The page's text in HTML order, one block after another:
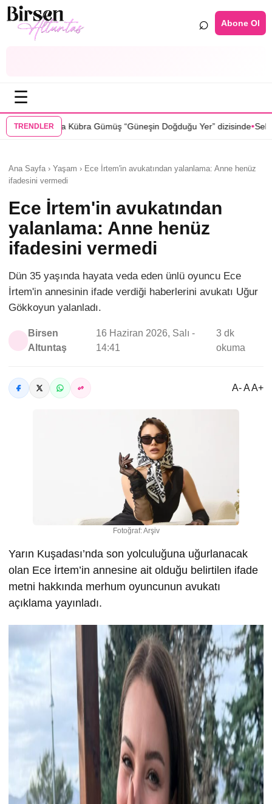
⌕ Abone Ol
☰
TRENDLER
“Güneşin Doğduğu Yer” dizisinde•Selin Türkmen “Karma” dizisinde
Ana Sayfa › Yaşam › Ece İrtem'in avukatından yalanlama: Anne henüz
ifadesini vermedi
Ece İrtem'in avukatından
yalanlama: Anne henüz
ifadesini vermedi
Dün 35 yaşında hayata veda eden ünlü oyuncu Ece
İrtem'in annesinin ifade verdiği haberlerini avukatı Uğur
Gökkoyun yalanladı.
Birsen
Altuntaş
16 Haziran 2026, Salı -
14:41
3 dk
okuma
A- A A+
Fotoğraf: Arşiv
Yarın Kuşadası’nda son yolculuğuna uğurlanacak
olan Ece İrtem’in annesine ait olduğu belirtilen ifade
metni hakkında merhum oyuncunun avukatı
açıklama yayınladı.